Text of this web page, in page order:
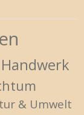
& Umwelt